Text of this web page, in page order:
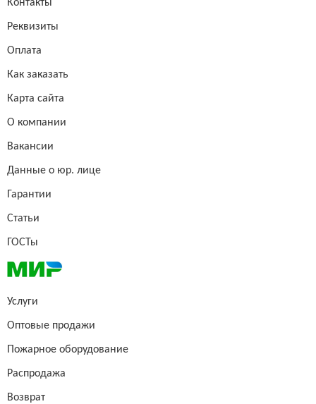
Контакты
Реквизиты
Оплата
Как заказать
Карта сайта
О компании
Вакансии
Данные о юр. лице
Гарантии
Статьи
ГОСТы
Услуги
Оптовые продажи
Пожарное оборудование
Распродажа
Возврат